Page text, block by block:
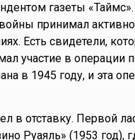
газеты
принимал
Есть свидетели,
участие в операции
в 1945 году, и эта
в отставку. Первой
Руаяль» (1953